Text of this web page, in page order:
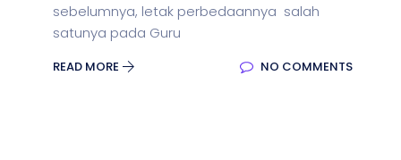
sebelumnya, letak perbedaannya salah
satunya pada Guru
READ MORE NO COMMENTS